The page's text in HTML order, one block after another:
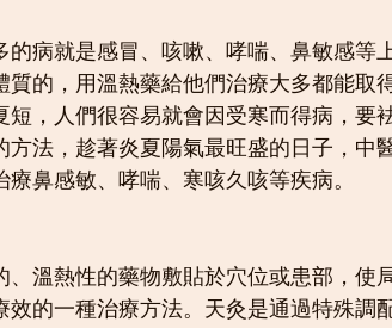
的病就是感冒、咳嗽、哮喘、鼻敏感等
的，用溫熱藥給他們治療大多都能取
，人們很容易就會因受寒而得病，要
方法，趁著炎夏陽氣最旺盛的日子，中
鼻感敏、哮喘、寒咳久咳等疾病。
溫熱性的藥物敷貼於穴位或患部，使
的一種治療方法。天灸是通過特殊調